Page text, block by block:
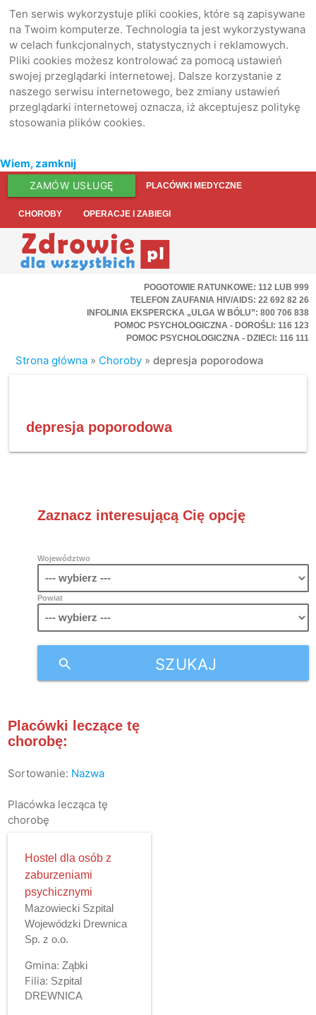
Ten serwis wykorzystuje pliki cookies, które są zapisywane
na Twoim komputerze. Technologia ta jest wykorzystywana
w celach funkcjonalnych, statystycznych i reklamowych.
Pliki cookies możesz kontrolować za pomocą ustawień
swojej przeglądarki internetowej. Dalsze korzystanie z
naszego serwisu internetowego, bez zmiany ustawień
przeglądarki internetowej oznacza, iż akceptujesz politykę
stosowania plików cookies.
Wiem, zamknij
ZAMÓW USŁUGĘ PLACÓWKI MEDYCZNE
CHOROBY OPERACJE I ZABIEGI
POGOTOWIE RATUNKOWE: 112 LUB 999
TELEFON ZAUFANIA HIV/AIDS: 22 692 82 26
INFOLINIA EKSPERCKA „ULGA W BÓLU”: 800 706 838
POMOC PSYCHOLOGICZNA - DOROŚLI: 116 123
POMOC PSYCHOLOGICZNA - DZIECI: 116 111
Strona główna » Choroby »depresja poporodowa
depresja poporodowa
Zaznacz interesującą Cię opcję
Województwo
Powiat
SZUKAJ
search
Placówki leczące tę
chorobę:
Sortowanie: Nazwa
Placówka lecząca tę
chorobę
Hostel dla osób z
zaburzeniami
psychicznymi
Mazowiecki Szpital
Wojewódzki Drewnica
Sp. z o.o.
Gmina: Ząbki
Filia: Szpital
DREWNICA